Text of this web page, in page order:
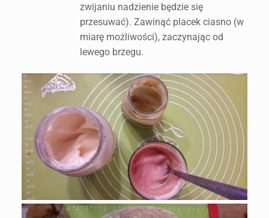
zwijaniu nadzienie będzie się
przesuwać). Zawinąć placek ciasno (w
miarę możliwości), zaczynając od
lewego brzegu.